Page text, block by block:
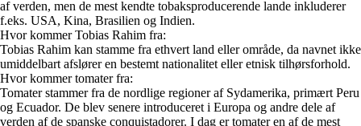
af verden, men de mest kendte tobaksproducerende lande inkluderer
f.eks. USA, Kina, Brasilien og Indien.
Hvor kommer Tobias Rahim fra:
Tobias Rahim kan stamme fra ethvert land eller område, da navnet ikke
umiddelbart afslører en bestemt nationalitet eller etnisk tilhørsforhold.
Hvor kommer tomater fra:
Tomater stammer fra de nordlige regioner af Sydamerika, primært Peru
og Ecuador. De blev senere introduceret i Europa og andre dele af
verden af de spanske conquistadorer. I dag er tomater en af de mest